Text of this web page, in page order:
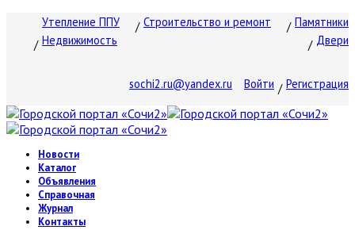
Утепление ППУ Строительство и ремонт
Памятники
Недвижимость
Двери
sochi2.ru@yandex.ru Войти Регистрация
Новости
Каталог
Объявления
Справочная
Журнал
Контакты